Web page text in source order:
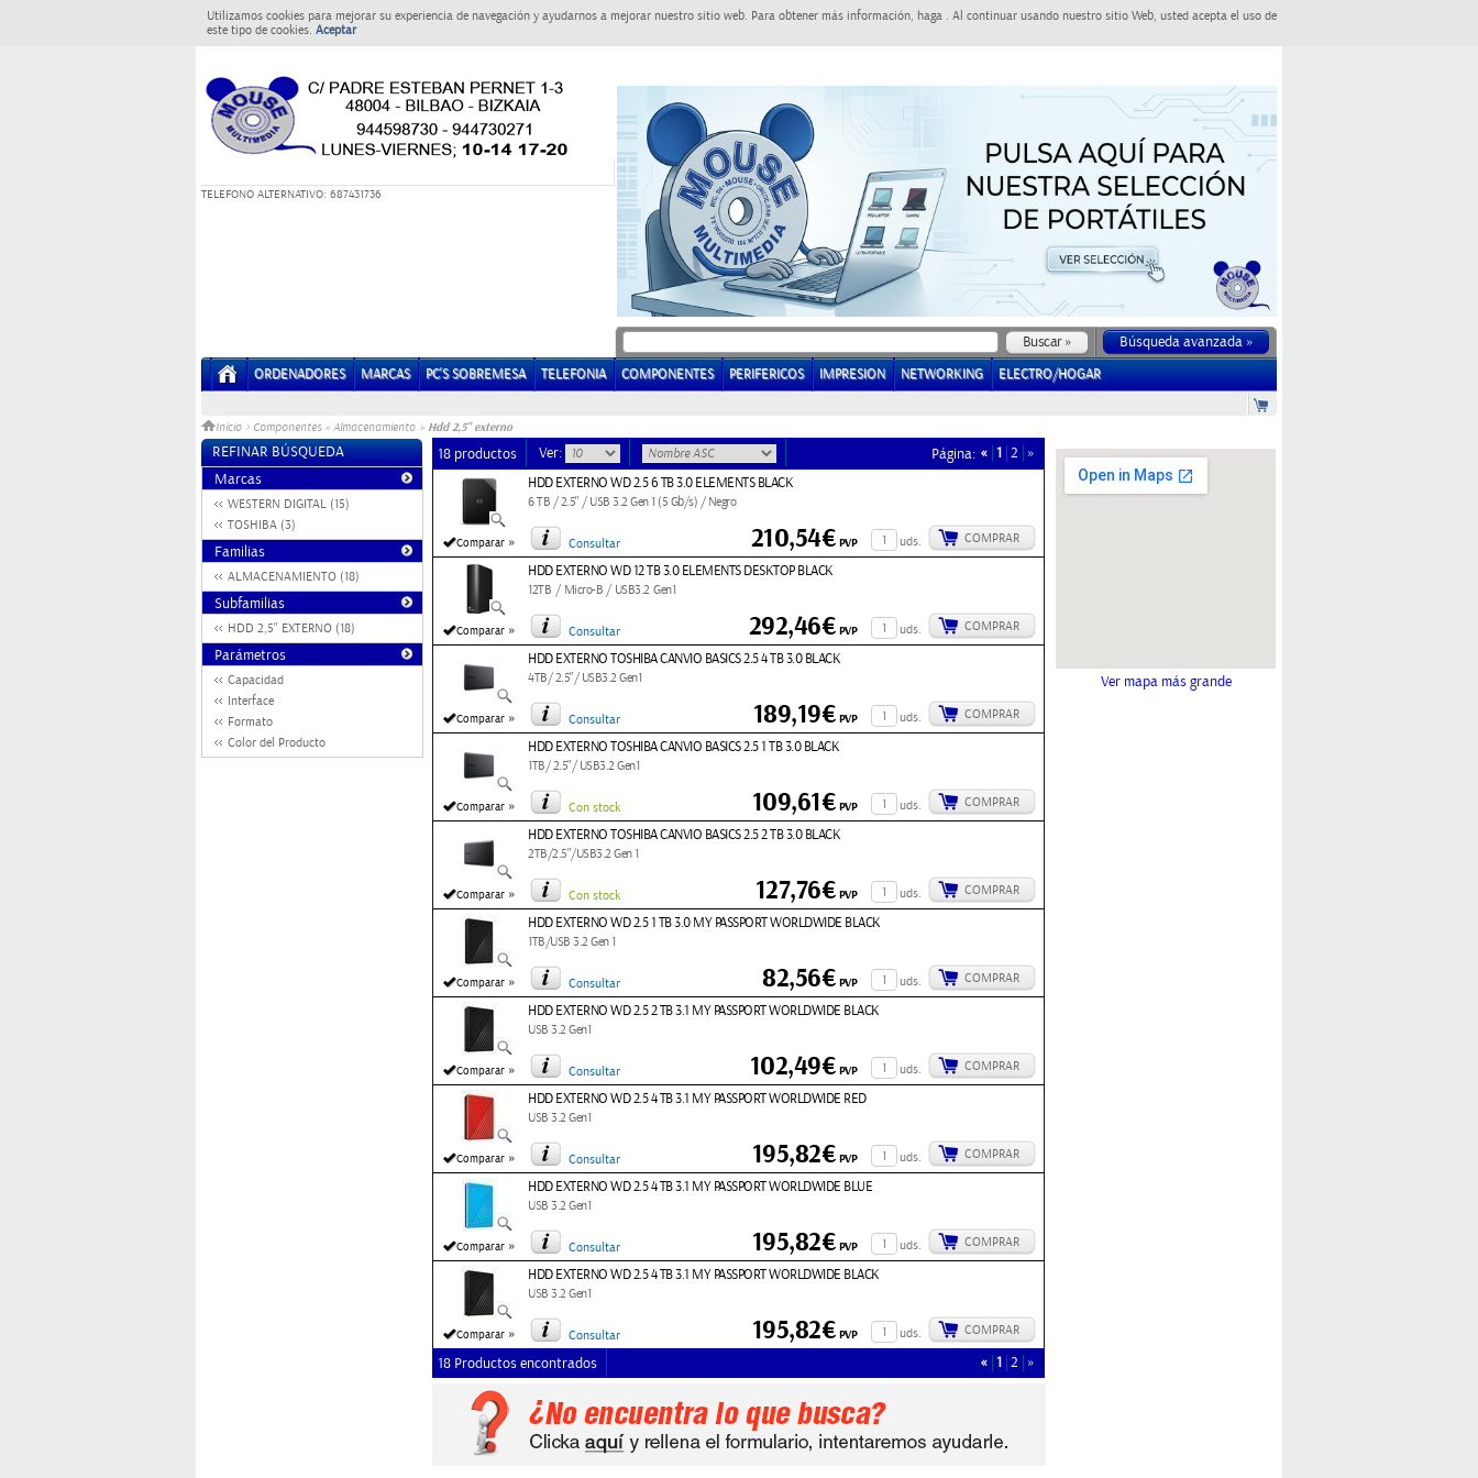
Utilizamos cookies para mejorar su experiencia de navegación y ayudarnos a mejorar nuestro sitio web. Para obtener más información, haga . Al continuar usando nuestro sitio Web, usted acepta el uso de
este tipo de cookies. Aceptar
TELEFONO ALTERNATIVO: 687431736
Búsqueda avanzada »
ORDENADORES MARCAS PC'S SOBREMESA TELEFONIA COMPONENTES PERIFERICOS IMPRESION NETWORKING ELECTRO/HOGAR
Inicio > Componentes » Almacenamiento » Hdd 2,5" externo
REFINAR BÚSQUEDA
Marcas
WESTERN DIGITAL (15)
TOSHIBA (3)
Familias
ALMACENAMIENTO (18)
Subfamilias
HDD 2,5" EXTERNO (18)
Parámetros
Capacidad
Interface
Formato
Color del Producto
18 productos Ver: Página: « 1 2 »
Comparar »
HDD EXTERNO WD 2.5 6 TB 3.0 ELEMENTS BLACK
6 TB / 2.5" / USB 3.2 Gen 1 (5 Gb/s) / Negro
Consultar uds. COMPRAR
210,54€PVP
Comparar »
HDD EXTERNO WD 12 TB 3.0 ELEMENTS DESKTOP BLACK
12TB / Micro-B / USB3.2 Gen1
Consultar uds. COMPRAR
292,46€PVP
Comparar »
HDD EXTERNO TOSHIBA CANVIO BASICS 2.5 4 TB 3.0 BLACK
4TB/ 2.5"/ USB3.2 Gen1
Consultar uds. COMPRAR
189,19€PVP
Comparar »
HDD EXTERNO TOSHIBA CANVIO BASICS 2.5 1 TB 3.0 BLACK
1TB/ 2.5"/ USB3.2 Gen1
Con stock uds. COMPRAR
109,61€PVP
Comparar »
HDD EXTERNO TOSHIBA CANVIO BASICS 2.5 2 TB 3.0 BLACK
2TB/2.5"/USB3.2 Gen 1
Con stock uds. COMPRAR
127,76€PVP
Comparar »
HDD EXTERNO WD 2.5 1 TB 3.0 MY PASSPORT WORLDWIDE BLACK
1TB/USB 3.2 Gen 1
Consultar uds. COMPRAR
82,56€PVP
Comparar »
HDD EXTERNO WD 2.5 2 TB 3.1 MY PASSPORT WORLDWIDE BLACK
USB 3.2 Gen1
Consultar uds. COMPRAR
102,49€PVP
Comparar »
HDD EXTERNO WD 2.5 4 TB 3.1 MY PASSPORT WORLDWIDE RED
USB 3.2 Gen1
Consultar uds. COMPRAR
195,82€PVP
Comparar »
HDD EXTERNO WD 2.5 4 TB 3.1 MY PASSPORT WORLDWIDE BLUE
USB 3.2 Gen1
Consultar uds. COMPRAR
195,82€PVP
Comparar »
HDD EXTERNO WD 2.5 4 TB 3.1 MY PASSPORT WORLDWIDE BLACK
USB 3.2 Gen1
Consultar uds. COMPRAR
195,82€PVP
18 Productos encontrados « 1 2 »
Ver mapa más grande